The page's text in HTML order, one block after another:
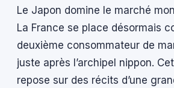
Le Japon domine le marché
La France se place désormais
deuxième consommateur de
juste après l’archipel nippon.
repose sur des récits d’une